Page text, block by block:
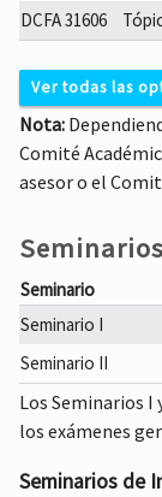
DCFA 31606
Ver todas las
De
Código Optativa
31705
Medición
DCFA
31722
DCFA
31702
Diseño
DCFA
31707
Nota:
Comité
asesor o el
Seminarios
Seminario
Seminario I
Seminario II
Los Seminarios I
los exámenes
Seminarios de